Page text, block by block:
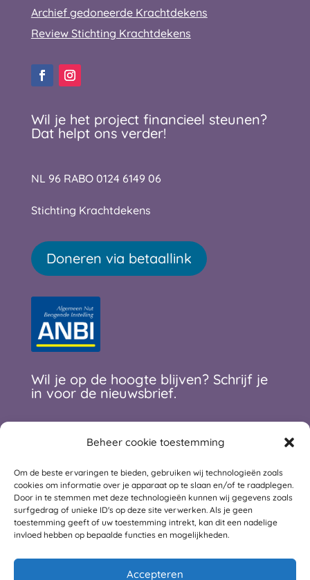
Beheer cookie toestemming
Om de beste ervaringen te bieden, gebruiken wij technologieën zoals
cookies om informatie over je apparaat op te slaan en/of te raadplegen.
Door in te stemmen met deze technologieën kunnen wij gegevens zoals
surfgedrag of unieke ID's op deze site verwerken. Als je geen
toestemming geeft of uw toestemming intrekt, kan dit een nadelige
invloed hebben op bepaalde functies en mogelijkheden.
Accepteren
Archief gedoneerde Krachtdekens
Review Stichting Krachtdekens
Wil je het project financieel steunen?
Dat helpt ons verder!
NL 96 RABO 0124 6149 06
Stichting Krachtdekens
Doneren via betaallink
Wil je op de hoogte blijven? Schrijf je
in voor de nieuwsbrief.
*
Voornaam